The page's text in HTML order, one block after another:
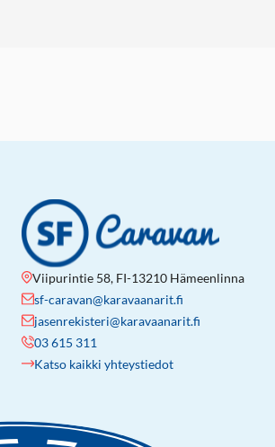
Viipurintie 58, FI-13210 Hämeenlinna
sf-caravan@karavaanarit.fi
jasenrekisteri@karavaanarit.fi
03 615 311
Katso kaikki yhteystiedot